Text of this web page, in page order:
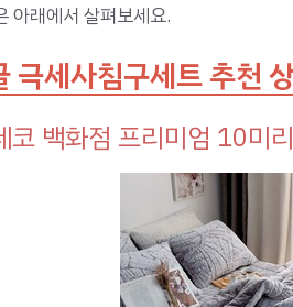
아래에서 살펴보세요.
극세사침구세트 추천
코 백화점 프리미엄 10미